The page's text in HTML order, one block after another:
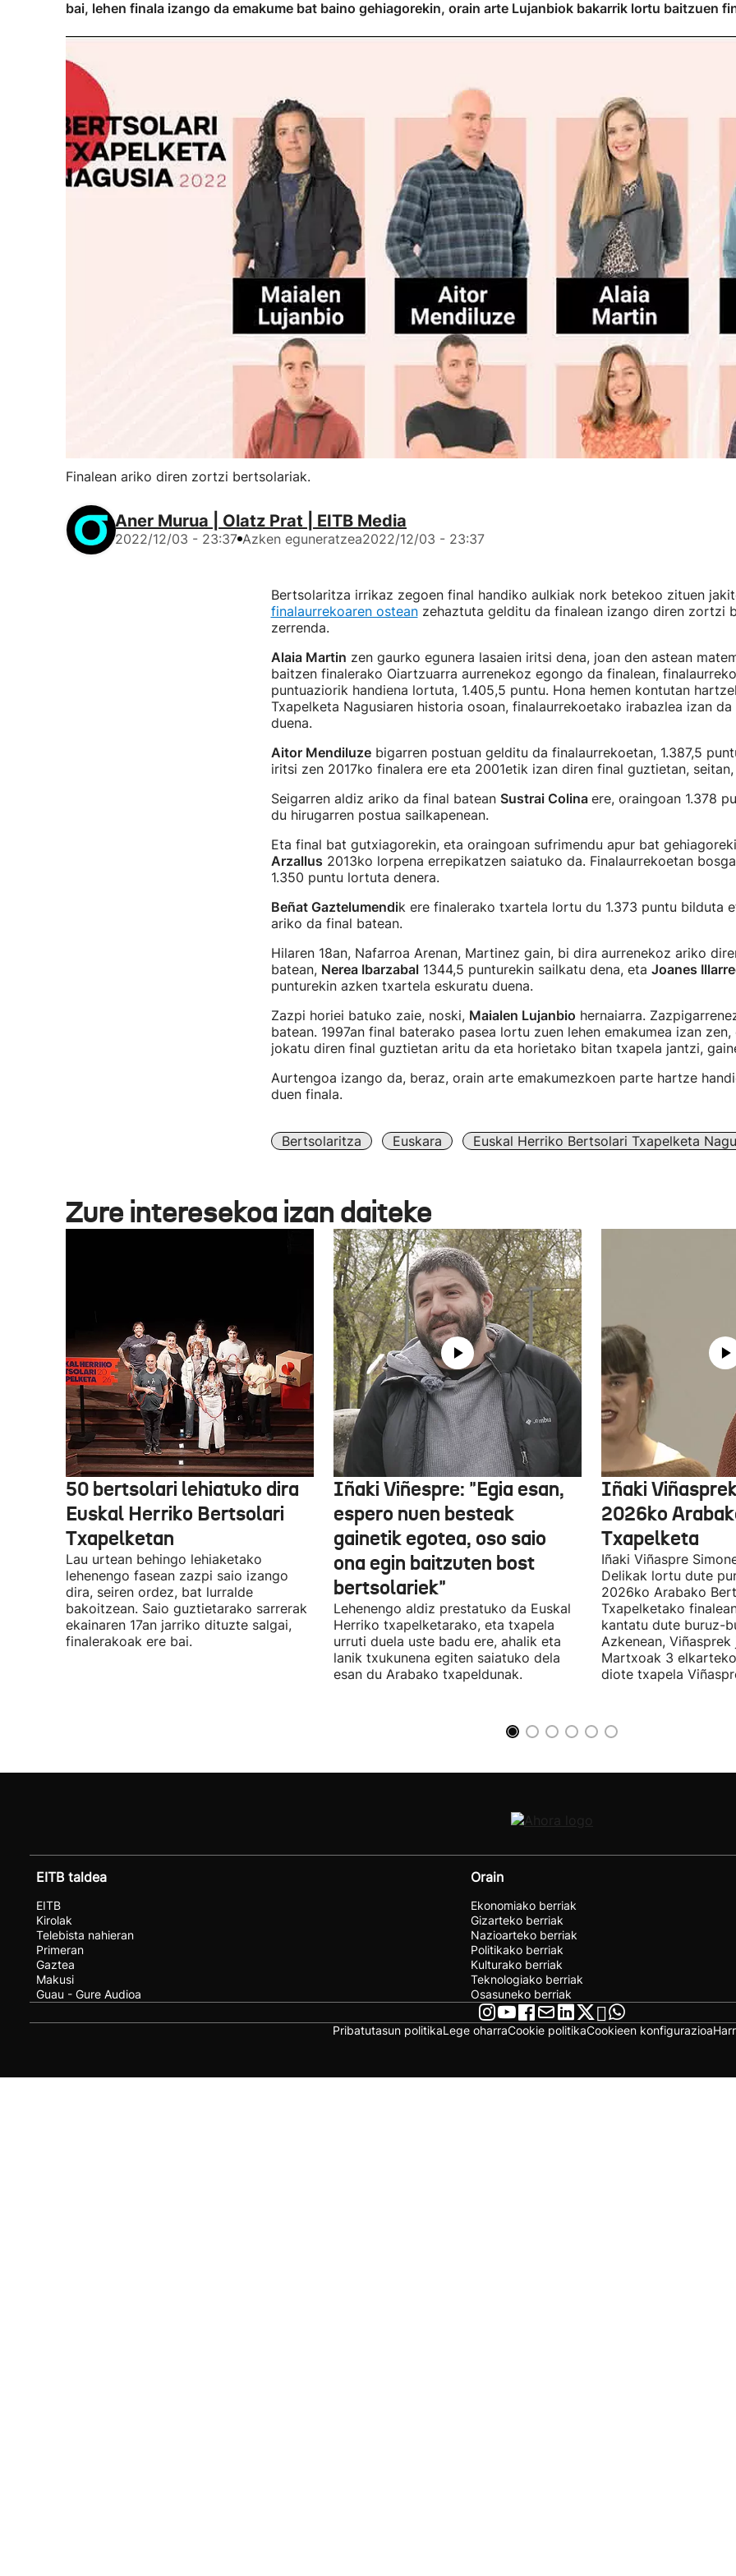
bai, lehen finala izango da emakume bat baino gehiagorekin, orain arte Lujanbiok bakarrik lortu baitzuen
Finalean ariko diren zortzi bertsolariak.
Aner Murua | Olatz Prat | EITB Media
2022/12/03 - 23:37 Azken eguneratzea2022/12/03 - 23:37
Bertsolaritza irrikaz zegoen final handiko aulkiak nork betekoo zituen
finalaurrekoaren osteanzehaztuta gelditu da finalean izango diren zortzi
zerrenda.
Alaia Martin zen gaurko egunera lasaien iritsi dena, joan den astean
baitzen finalerako Oiartzuarra aurrenekoz egongo da finalean,
puntuaziorik handiena lortuta, 1.405,5 puntu. Hona hemen kontutan
Txapelketa Nagusiaren historia osoan, finalaurrekoetako irabazlea izan
duena.
Aitor Mendiluzebigarren postuan gelditu da finalaurrekoetan, 1.387,5
iritsi zen 2017ko finalera ere eta 2001etik izan diren final guztietan,
Seigarren aldiz ariko da final batean Sustrai Colina ere, oraingoan 1.378
du hirugarren postua sailkapenean.
Eta final bat gutxiagorekin, eta oraingoan sufrimendu apur bat
Arzallus 2013ko lorpena errepikatzen saiatuko da. Finalaurrekoetan
1.350 puntu lortuta denera.
Beñat Gaztelumendik ere finalerako txartela lortu du 1.373 puntu bilduta
ariko da final batean.
Hilaren 18an, Nafarroa Arenan, Martinez gain, bi dira aurrenekoz ariko
batean, Nerea Ibarzabal1344,5 punturekin sailkatu dena, eta Joanes
punturekin azken txartela eskuratu duena.
Zazpi horiei batuko zaie, noski, Maialen Lujanbio hernaiarra.
batean. 1997an final baterako pasea lortu zuen lehen emakumea izan
jokatu diren final guztietan aritu da eta horietako bitan txapela jantzi,
Aurtengoa izango da, beraz, orain arte emakumezkoen parte hartze
duen finala.
Bertsolaritza Euskara Euskal Herriko Bertsolari Txapelketa
Zure interesekoa izan daiteke
50 bertsolari lehiatuko dira
Euskal Herriko Bertsolari
Txapelketan
Lau urtean behingo lehiaketako
lehenengo fasean zazpi saio izango
dira, seiren ordez, bat lurralde
bakoitzean. Saio guztietarako sarrerak
ekainaren 17an jarriko dituzte salgai,
finalerakoak ere bai.
Iñaki Viñespre: "Egia esan,
espero nuen besteak
gainetik egotea, oso saio
ona egin baitzuten bost
bertsolariek"
Lehenengo aldiz prestatuko da Euskal
Herriko txapelketarako, eta txapela
urruti duela uste badu ere, ahalik eta
lanik txukunena egiten saiatuko dela
esan du Arabako txapeldunak.
Iñaki
2026ko
Txapelketa
Iñaki Viñaspre
Delikak lortu dute
2026ko Arabako
Txapelketako
kantatu dute buruz-
Azkenean,
Martxoak 3
diote txapela
EITB taldea
EITB
Kirolak
Telebista nahieran
Primeran
Gaztea
Makusi
Guau - Gure Audioa
Orain
Ekonomiako berriak
Gizarteko berriak
Nazioarteko berriak
Politikako berriak
Kulturako berriak
Teknologiako berriak
Osasuneko berriak
Pribatutasun politikaLege oharraCookie politikaCookieen konfigurazioa